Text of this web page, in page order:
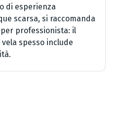
di esperienza
scarsa, si raccomanda
professionista: il
spesso include